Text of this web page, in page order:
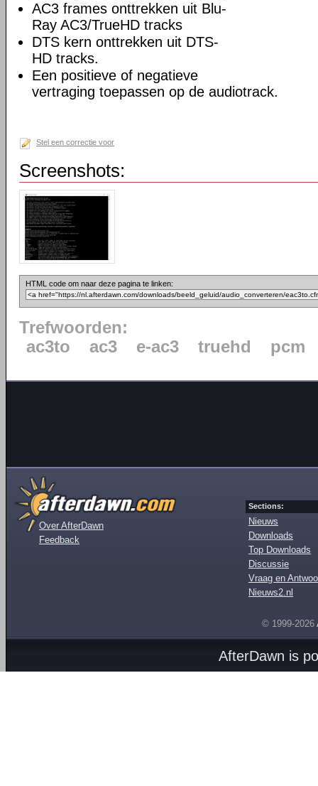
AC3 frames onttrekken uit Blu-
Ray AC3/TrueHD tracks
DTS kern onttrekken uit DTS-
HD tracks.
Een positieve of negatieve
vertraging toepassen op de audiotrack.
Stel een correctie voor
Screenshots:
HTML code om naar deze pagina te linken:
Trefwoorden:
ac3to
ac3 e-ac3 truehd pcm
Over AfterDawn
Feedback
Sections:
Nieuws
Downloads
Top Downloads
Discussie
Vraag en
Nieuws2.nl
© 1999-2026
AfterDawn is